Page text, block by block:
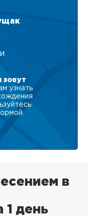
зовут
узнать
в
1 день